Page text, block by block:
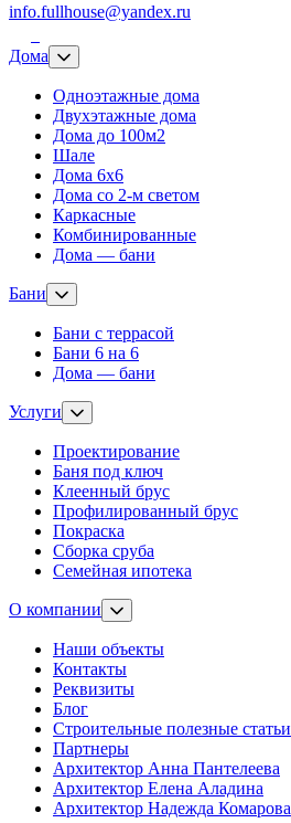
info.fullhouse@yandex.ru
Дома
Одноэтажные дома
Двухэтажные дома
Дома до 100м2
Шале
Дома 6х6
Дома со 2-м светом
Каркасные
Комбинированные
Дома — бани
Бани
Бани с террасой
Бани 6 на 6
Дома — бани
Услуги
Проектирование
Баня под ключ
Клеенный брус
Профилированный брус
Покраска
Сборка сруба
Семейная ипотека
О компании
Наши объекты
Контакты
Реквизиты
Блог
Строительные полезные статьи
Партнеры
Архитектор Анна Пантелеева
Архитектор Елена Аладина
Архитектор Надежда Комарова